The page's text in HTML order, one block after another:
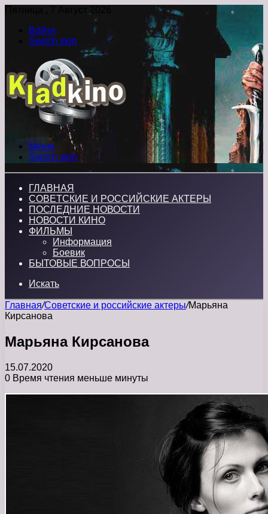
Пятница , 7 Август 2026
Войти
Switch skin
Меню
Switch skin
ГЛАВНАЯ
СОВЕТСКИЕ И РОССИЙСКИЕ АКТЕРЫ
ПОСЛЕДНИЕ НОВОСТИ
НОВОСТИ КИНО
ФИЛЬМЫ
Информация
Боевик
БЫТОВЫЕ ВОПРОСЫ
Искать
Главная/Советские и российские актеры/Марьяна
Кирсанова
Марьяна Кирсанова
15.07.2020
0 Время чтения меньше минуты